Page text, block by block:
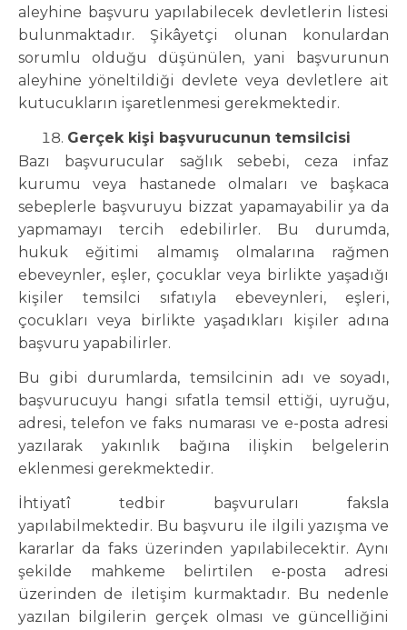
aleyhine başvuru yapılabilecek devletlerin listesi
bulunmaktadır. Şikâyetçi olunan konulardan
sorumlu olduğu düşünülen, yani başvurunun
aleyhine yöneltildiği devlete veya devletlere ait
kutucukların işaretlenmesi gerekmektedir.
Gerçek kişi başvurucunun temsilcisi
Bazı başvurucular sağlık sebebi, ceza infaz
kurumu veya hastanede olmaları ve başkaca
sebeplerle başvuruyu bizzat yapamayabilir ya da
yapmamayı tercih edebilirler. Bu durumda,
hukuk eğitimi almamış olmalarına rağmen
ebeveynler, eşler, çocuklar veya birlikte yaşadığı
kişiler temsilci sıfatıyla ebeveynleri, eşleri,
çocukları veya birlikte yaşadıkları kişiler adına
başvuru yapabilirler.
Bu gibi durumlarda, temsilcinin adı ve soyadı,
başvurucuyu hangi sıfatla temsil ettiği, uyruğu,
adresi, telefon ve faks numarası ve e-posta adresi
yazılarak yakınlık bağına ilişkin belgelerin
eklenmesi gerekmektedir.
İhtiyatî tedbir başvuruları faksla
yapılabilmektedir. Bu başvuru ile ilgili yazışma ve
kararlar da faks üzerinden yapılabilecektir. Aynı
şekilde mahkeme belirtilen e-posta adresi
üzerinden de iletişim kurmaktadır. Bu nedenle
yazılan bilgilerin gerçek olması ve güncelliğini